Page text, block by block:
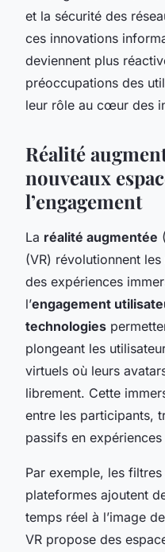
et la sécurité des
ces innovations
deviennent plus
préoccupations des
leur rôle au cœur des
Réalité
nouveaux
l’engagement
La réalité augmentée
(VR) révolutionnent
des expériences
l’engagement
technologies
plongeant les
virtuels où leurs
librement. Cette
entre les participants,
passifs en
Par exemple, les
plateformes ajoutent
temps réel à l’image
VR propose des